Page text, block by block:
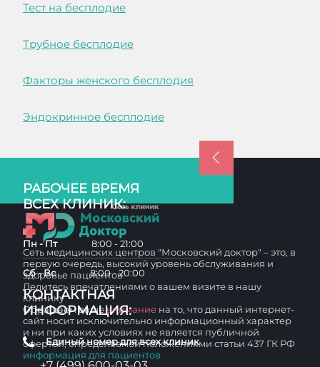
Тест на бесплодие
Трубное бесплодие
Факторы женского бесплодия
Эндокринное бесплодие
РАБОЧЕЕ ВРЕМЯ
ВСЕХ КЛИНИК:
Пн - Пт 8:00 - 21:00
Сб - Вс 8:00 - 20:00
КОНТАКТНАЯ
ИНФОРМАЦИЯ:
Единый номер для всех клиник
Сеть медицинских центров "Московский доктор" – это, в
первую очередь, высокий уровень обслуживания и
здоровье пациентов
Делитесь впечатлениями о вашем визите в нашу
клинику
Обращаем вашевнимание на то, что данный интернет-
сайт носит исключительно информационный характер
и ни при каких условиях не является публичной
офертой, определяемой положениями статьи 437 ГК РФ
информация для пациентов